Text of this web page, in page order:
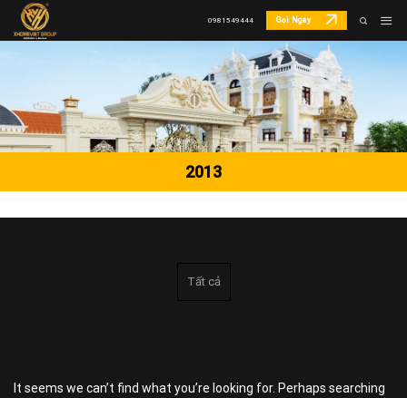
Skip
0981549444 Gọi Ngay
2013
Tất cả
It seems we can’t find what you’re looking for. Perhaps searching